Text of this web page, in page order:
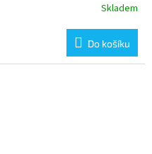
Skladem
Do košíku